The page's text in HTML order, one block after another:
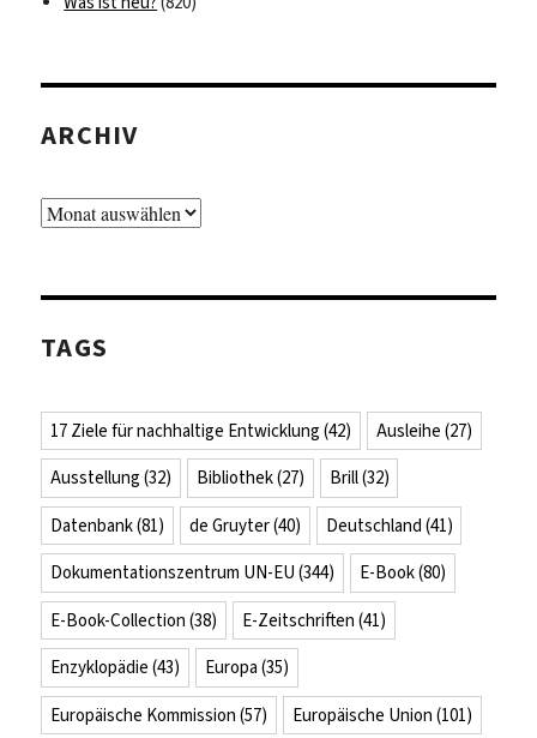
ARCHIV
Archiv
TAGS
17 Ziele für nachhaltige Entwicklung (42) Ausleihe (27)
Ausstellung (32) Bibliothek(27) Brill(32)
Datenbank(81) de Gruyter(40) Deutschland (41)
Dokumentationszentrum UN-EU (344) E-Book(80)
E-Book-Collection (38) E-Zeitschriften (41)
Enzyklopädie (43) Europa (35)
Europäische Kommission (57) Europäische Union (101)